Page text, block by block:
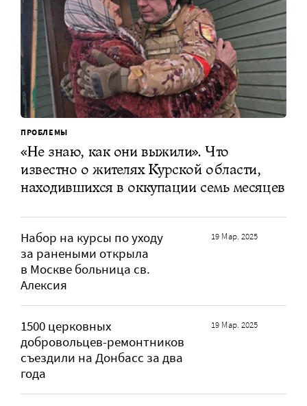
ПРОБЛЕМЫ
«Не знаю, как они выжили». Что
известно о жителях Курской области,
находившихся в оккупации семь месяцев
Набор на курсы по уходу
за ранеными открыла
в Москве больница св.
Алексия
19 Мар. 2025
1500 церковных
добровольцев-ремонтников
съездили на Донбасс за два
года
19 Мар. 2025